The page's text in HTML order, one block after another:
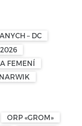
– DC
FEMENÍ
ORP «GROM»